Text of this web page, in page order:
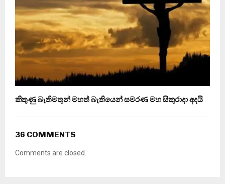
කිතුණු බැතිමතුන් මහත් බැතියෙන් සමරණ මහ සිකුරාදා අදයි
36 COMMENTS
Comments are closed.